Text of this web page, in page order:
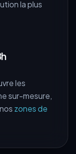
la plus
les
sur-mesure,
zones de